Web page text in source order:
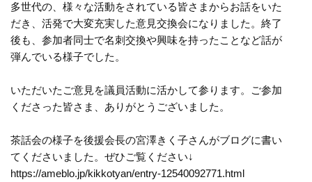
多世代の、様々な活動をされている皆さまからお話をいた
だき、活発で大変充実した意見交換会になりました。終了
後も、参加者同士で名刺交換や興味を持ったことなど話が
弾んでいる様子でした。
いただいたご意見を議員活動に活かして参ります。ご参加
くださった皆さま、ありがとうございました。
茶話会の様子を後援会長の宮澤きく子さんがブログに書い
てくださいました。ぜひご覧ください↓
https://ameblo.jp/kikkotyan/entry-12540092771.html